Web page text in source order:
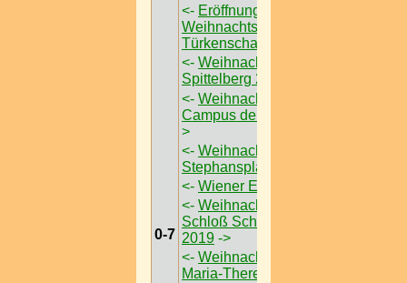
0-7
<- Eröffnung des
Weihnachtsmarktes im
Türkenschanzpark
<- Weihnachtsmarkt am
Spittelberg 2019
<- Weihnachtsdorf am
Campus der Uni Wien
>
<- Weihnachtsmarkt am
Stephansplatz
<- Wiener Eistraum
<- Weihnachtsmarkt
Schloß Schönbrunn
2019 ->
<- Weihnachtsdorf am
Maria-Theresien-Platz